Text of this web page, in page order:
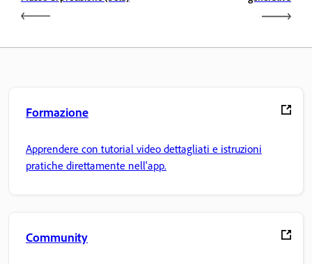
Formazione
Apprendere con tutorial video dettagliati e istruzioni
pratiche direttamente nell'app.
Community